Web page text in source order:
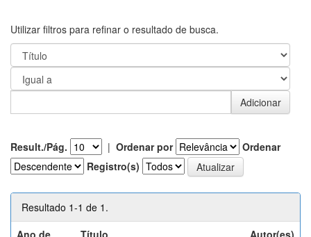
Utilizar filtros para refinar o resultado de busca.
Result./Pág. | Ordenar por
Ordenar
Registro(s)
Resultado 1-1 de 1.
Ano de
Título Autor(es)